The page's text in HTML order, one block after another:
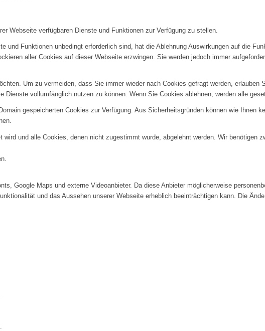
Webseite verfügbaren Dienste und Funktionen zur Verfügung zu stellen.
und Funktionen unbedingt erforderlich sind, hat die Ablehnung Auswirkungen auf die
aller Cookies auf dieser Webseite erzwingen. Sie werden jedoch immer
Um zu vermeiden, dass Sie immer wieder nach Cookies gefragt werden,
vollumfänglich nutzen zu können. Wenn Sie Cookies ablehnen, werden alle
gespeicherten Cookies zur Verfügung. Aus Sicherheitsgründen können wie Ihnen
und alle Cookies, denen nicht zugestimmt wurde, abgelehnt werden. Wir benötigen
Google Maps und externe Videoanbieter. Da diese Anbieter möglicherweise
und das Aussehen unserer Webseite erheblich beeinträchtigen kann. Die